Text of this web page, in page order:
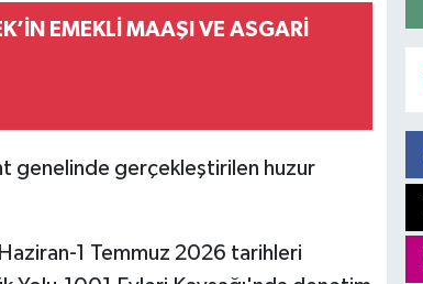
EMEKLİ MAAŞI VE ASGARİ
genelinde gerçekleştirilen huzur
1 Temmuz 2026 tarihleri